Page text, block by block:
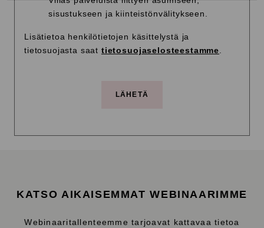
sisustukseen ja kiinteistönvälitykseen.
Lisätietoa henkilötietojen käsittelystä ja
tietosuojasta saat tietosuojaselosteestamme.
KATSO AIKAISEMMAT WEBINAARIMME
Webinaaritallenteemme tarjoavat kattavaa tietoa